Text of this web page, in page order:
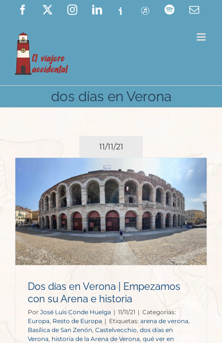
Saltar
contenido
Facebook InstagramLinkedIn
Ivoox ITunes Spotify
dos días en Verona
11/11/21
Dos días en Verona | Empezamos
con su Arena e historia
Por José Luis Conde Huelga | 11/11/21 | Categorías:
Europa, Resto de Europa | Etiquetas: arena de verona,
Basílica de San Zenón, Castelvecchio, dos días en
Verona, historia de la Arena de Verona, qué ver en